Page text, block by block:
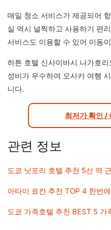
매일 청소 서비스가 제공되어
실 역시 널찍하고 사용하기 편
서비스도 이용할 수 있어 이동
하튼 호텔 신사이바시 나가호
성비가 우수하여 오사카 여행
니다.
최저가 확인 /
관련 정보
도쿄 닛포리 호텔 추천 5선 역
아타미 료칸 추천 TOP 4 한번
도쿄 가족호텔 추천 BEST 5 가